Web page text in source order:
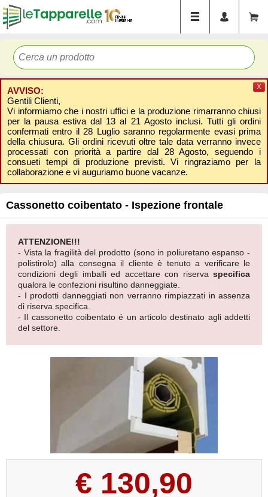
AVVISO:
Gentili Clienti,
Vi informiamo che i nostri uffici e la produzione rimarranno chiusi
per la pausa estiva dal 13 al 21 Agosto inclusi. Tutti gli ordini
confermati entro il 28 Luglio saranno regolarmente evasi prima
della chiusura. Gli ordini ricevuti oltre tale data verranno invece
processati con priorità a partire dal 28 Agosto, seguendo i
consueti tempi di produzione previsti. Vi ringraziamo per la
collaborazione e vi auguriamo buone vacanze.
X
Cassonetto coibentato - Ispezione frontale
ATTENZIONE!!!
- Vista la fragilità del prodotto (sono in poliuretano espanso -
polistirolo) alla consegna il cliente è tenuto a verificare le
condizioni degli imballi ed accettare con riserva specifica
qualora le confezioni risultino danneggiate.
- I prodotti danneggiati non verranno rimpiazzati in assenza
di riserva specifica.
- Il cassonetto coibentato é un articolo destinato agli addetti
del settore.
€ 130,90